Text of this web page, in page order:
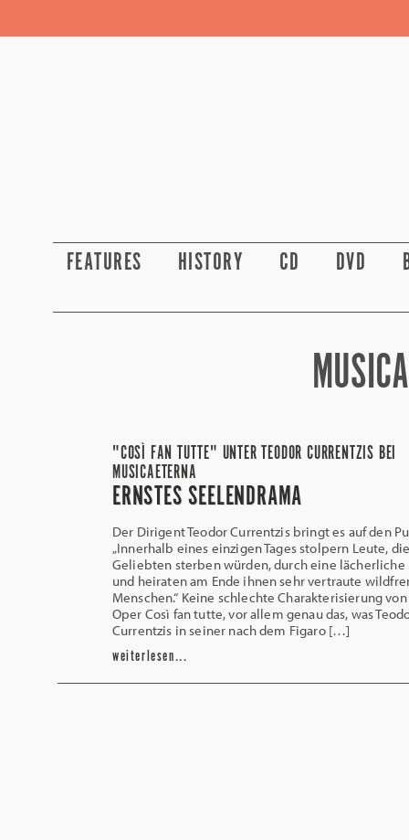
FEATURES HISTORY CD DVD
"COSÌ FAN TUTTE" UNTER TEODOR CURRENTZIS BEI
MUSICAETERNA
ERNSTES SEELENDRAMA
Der Dirigent Teodor Currentzis bringt es auf den
„Innerhalb eines einzigen Tages stolpern Leute,
Geliebten sterben würden, durch eine lächerliche
und heiraten am Ende ihnen sehr vertraute
Menschen.“ Keine schlechte Charakterisierung
Oper Così fan tutte, vor allem genau das, was
Currentzis in seiner nach dem Figaro […]
weiterlesen...